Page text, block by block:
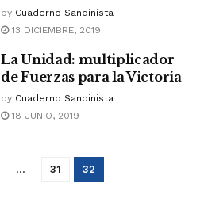
by Cuaderno Sandinista
13 DICIEMBRE, 2019
La Unidad: multiplicador
de Fuerzas para la Victoria
by Cuaderno Sandinista
18 JUNIO, 2019
… 31 32